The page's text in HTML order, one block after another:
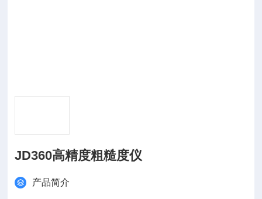
JD360高精度粗糙度仪
产品简介